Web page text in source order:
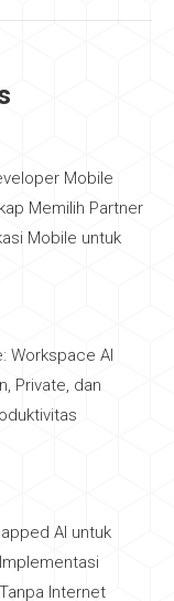
Mobile
Memilih Partner
Mobile untuk
Workspace AI
Private, dan
AI untuk
Internet